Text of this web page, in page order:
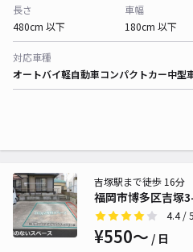
長さ
480cm 以下
車幅
180cm 以下
対応車種
オートバイ軽自動車コンパクトカー中型
福岡市博多区吉塚
吉塚駅まで徒歩 16分
4.4/
¥550〜 / 日